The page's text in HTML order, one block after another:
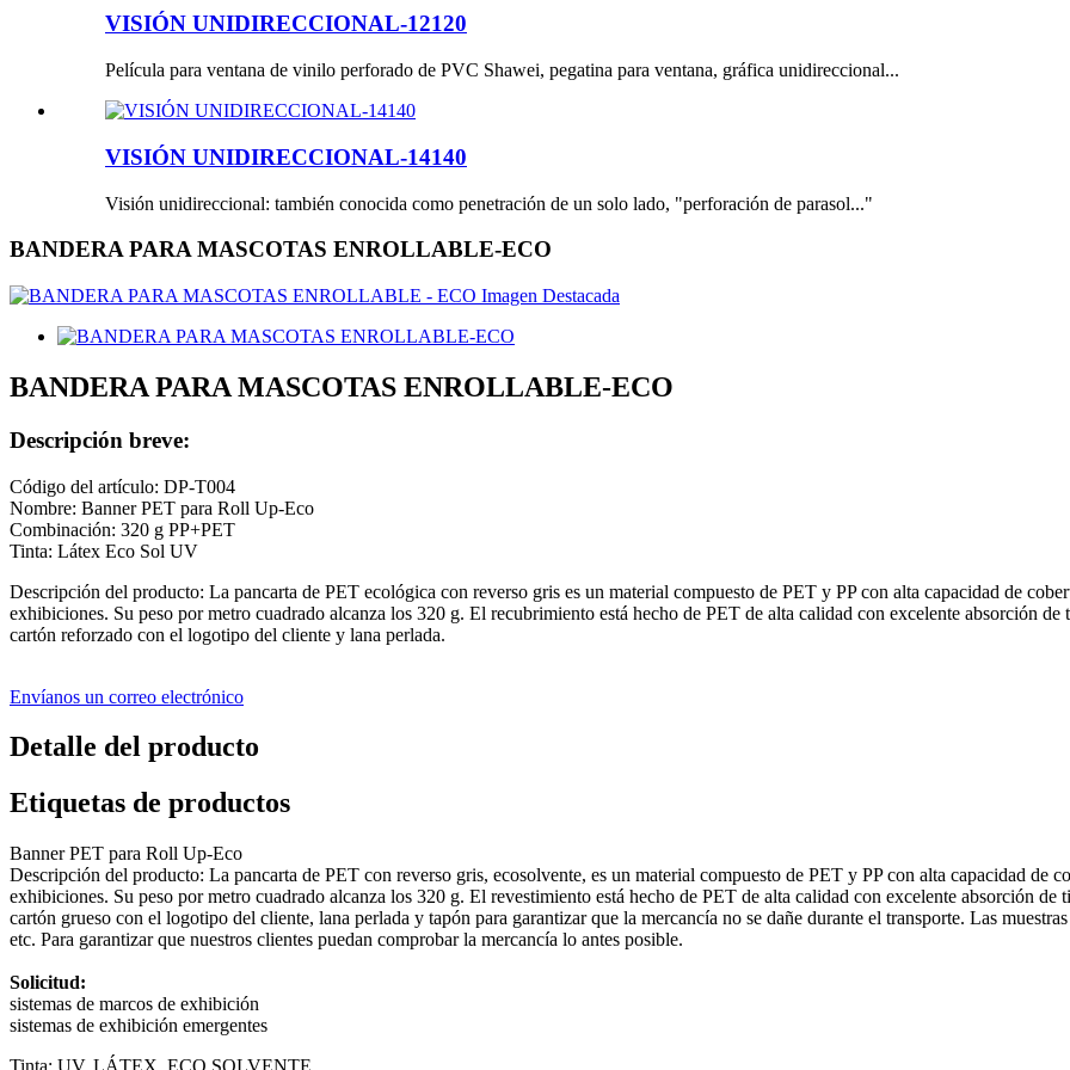
VISIÓN UNIDIRECCIONAL-12120
Película para ventana de vinilo perforado de PVC Shawei, pegatina para ventana, gráfica unidireccional...
VISIÓN UNIDIRECCIONAL-14140
Visión unidireccional: también conocida como penetración de un solo lado, "perforación de parasol..."
BANDERA PARA MASCOTAS ENROLLABLE-ECO
BANDERA PARA MASCOTAS ENROLLABLE-ECO
Descripción breve:
Código del artículo: DP-T004
Nombre: Banner PET para Roll Up-Eco
Combinación: 320 g PP+PET
Tinta: Látex Eco Sol UV
Descripción del producto: La pancarta de PET ecológica con reverso gris es un material compuesto de PET y PP con alta capacidad de
exhibiciones. Su peso por metro cuadrado alcanza los 320 g. El recubrimiento está hecho de PET de alta calidad con excelente absorción
cartón reforzado con el logotipo del cliente y lana perlada.
Envíanos un correo electrónico
Detalle del producto
Etiquetas de productos
Banner PET para Roll Up-Eco
Descripción del producto: La pancarta de PET con reverso gris, ecosolvente, es un material compuesto de PET y PP con alta capacidad de
exhibiciones. Su peso por metro cuadrado alcanza los 320 g. El revestimiento está hecho de PET de alta calidad con excelente absorción de
cartón grueso con el logotipo del cliente, lana perlada y tapón para garantizar que la mercancía no se dañe durante el transporte. Las
etc. Para garantizar que nuestros clientes puedan comprobar la mercancía lo antes posible.
Solicitud:
sistemas de marcos de exhibición
sistemas de exhibición emergentes